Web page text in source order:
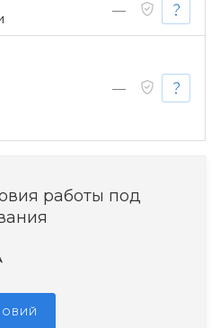
—
—
работы под